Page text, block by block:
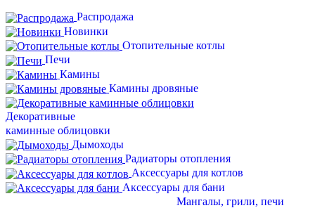
Распродажа
Новинки
Отопительные котлы
Печи
Камины
Камины дровяные
Декоративные
каминные облицовки
Дымоходы
Радиаторы отопления
Аксессуары для котлов
Аксессуары для бани
Мангалы, грили, печи